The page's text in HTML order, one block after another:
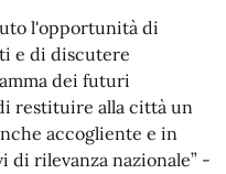
l'opportunità di
e di discutere
dei futuri
restituire alla città un
accogliente e in
di rilevanza nazionale” -